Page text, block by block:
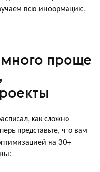
всю информацию,
проще
как сложно
представьте, что вам
на 30+